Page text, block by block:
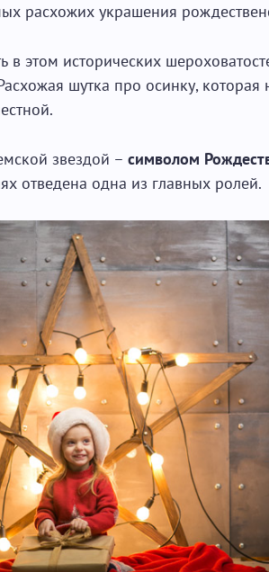
расхожих украшения
в этом исторических
шутка про осинку, которая
звездой – символом
отведена одна из главных ролей.